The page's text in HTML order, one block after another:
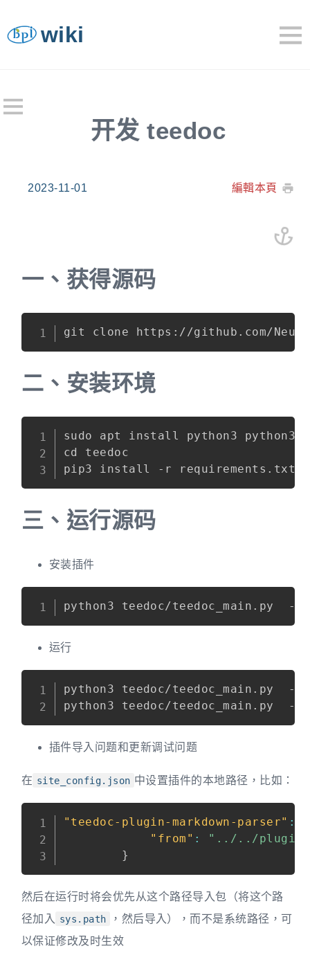
wiki
开发 teedoc
2023-11-01 編輯本頁
一、 获得源码
二、 安装环境
sudo apt install python3 python3-
cd teedoc
三、 运行源码
安装插件
运行
python3 teedoc/teedoc_main.py  -
插件导入问题和更新调试问题
在 site_config.json 中设置插件的本地路径，比如：
"teedoc-plugin-markdown-parser" :
"from" :
"../../plugins/
}
然后在运行时将会优先从这个路径导入包（将这个路
径加入
sys.path
，然后导入），而不是系统路径，可
以保证修改及时生效